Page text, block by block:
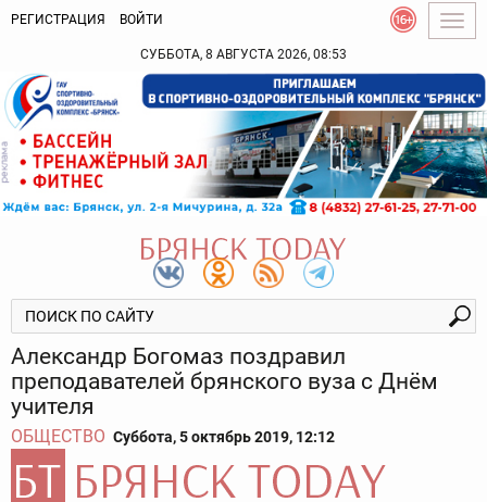
РЕГИСТРАЦИЯ ВОЙТИ
СУББОТА, 8 АВГУСТА 2026, 08:53
Александр Богомаз поздравил
преподавателей брянского вуза с Днём
учителя
ОБЩЕСТВО Суббота, 5 октябрь 2019, 12:12